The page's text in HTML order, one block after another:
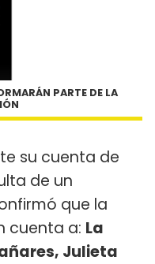
PARTE DE LA
su cuenta de
de un
que la
cuenta a: La
Julieta